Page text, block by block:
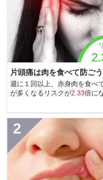
片頭痛は肉を食べて防ごう
週に１回以上、赤身肉を食べ
が多くなるリスクが2.33倍に
2